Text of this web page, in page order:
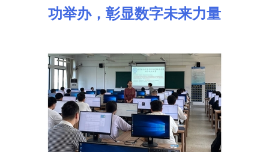
功举办，彰显数字未来力量